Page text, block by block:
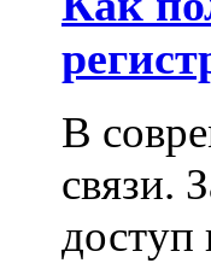
В
связи.
доступ